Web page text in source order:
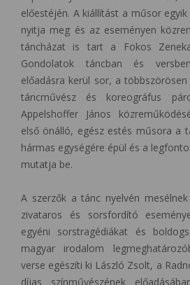
előestéjén. A kiállítást a műsor
nyitja meg és az eseményen
táncházat is tart a Fokos
Gondolatok táncban és
előadásra kerül sor, a
táncművész és koreográfus
Appelshoffer János
első önálló, egész estés műsora a
hármas egységére épül és a
mutatja be.
A szerzők a tánc nyelvén
zivataros és sorsfordító
egyéni sorstragédiákat és
magyar irodalom
verse egészíti ki László Zsolt, a
díjas színművészének